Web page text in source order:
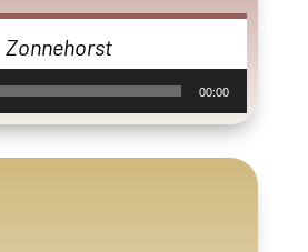
Zonnehorst
00:00